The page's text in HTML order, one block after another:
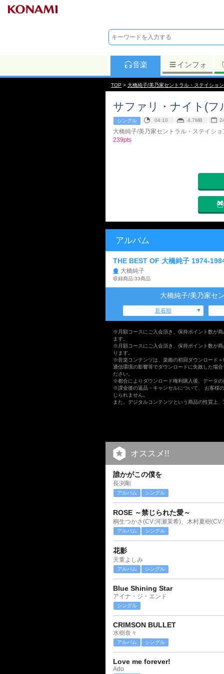
音楽 インフォ
TOP > 大橋純子/美乃家セントラル・ステイション
サファリ・ナイト(フ
シングル 04:10 4.7MB
大橋純子/美乃家セントラル・ステイショ
239pts
アルバム
THE BEST OF 大橋純子 1974-
大橋純子
収録商品:33商品
大橋純子/美乃家セ
新着順
※月額コースにご入会頂き、保持ポイント数が
ます。
※月額コースにご入会頂き、保持ポイント数が
ります。
※音楽コンテンツは、楽曲の初回ダウンロード
通信環境の影響等でダウンロードに失敗した場
ださい。
※都合によりダウンロード権利購入後、データ
※課金後の返品・キャンセルについて、 お客様
じられません。
また、デジタルコンテンツという商品の性質上
オススメ!!
誰かがこの僕を
長渕剛
アルバム シングル
ROSE ～禁じられた愛～
桐生つかさ(CV:河瀬茉希)、木村夏樹
アルバム シングル
花影
天童よしみ
アルバム シングル
Blue Shining Star
アイナ・ジ・エンド
シングル
CRIMSON BULLET
水樹奈々
アルバム シングル
Love me forever!
Ado